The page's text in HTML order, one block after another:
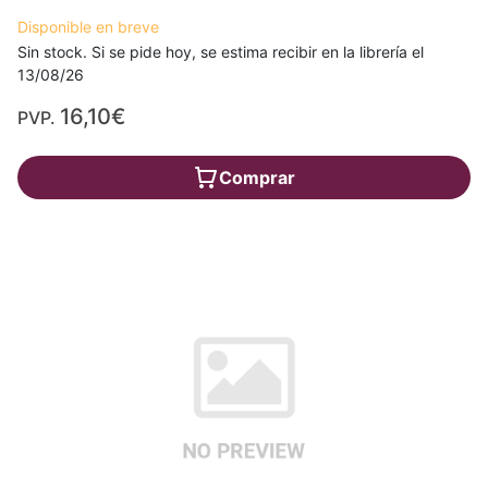
Disponible en breve
Sin stock. Si se pide hoy, se estima recibir en la librería el
13/08/26
PVP. 16,10€
Comprar